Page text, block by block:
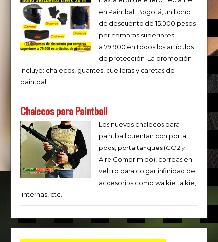
en Paintball Bogotá, un bono
de descuento de 15.000 pesos
por compras superiores
a 79.900 en todos los artículos
de protección. La promoción
incluye: chalecos, guantes, cuelleras y caretas de
paintball.
Chalecos para Paintball
Los nuevos chalecos para
paintball cuentan con porta
pods, porta tanques (CO2 y
Aire Comprimido), correas en
velcro para colgar infinidad de
accesorios como walkie talkie,
linternas, etc.